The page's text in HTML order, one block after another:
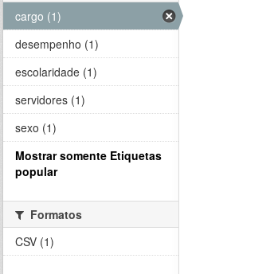
cargo (1)
desempenho (1)
escolaridade (1)
servidores (1)
sexo (1)
Mostrar somente Etiquetas
popular
Formatos
CSV (1)